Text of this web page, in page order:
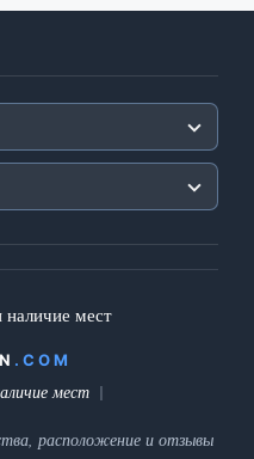
мест
.COM
мест
расположение и отзывы